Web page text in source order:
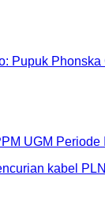
Pupuk Phonska
UGM Periode